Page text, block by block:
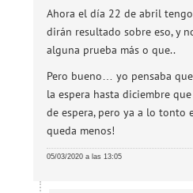
Ahora el día 22 de abril
dirán resultado sobre eso, y
alguna prueba más o que..
Pero bueno… yo pensaba
la espera hasta diciembre
de espera, pero ya a lo tonto
queda menos!
05/03/2020 a las 13:05